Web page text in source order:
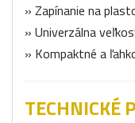
» Zapínanie na
» Univerzálna
» Kompaktné a
TECHNICKÉ